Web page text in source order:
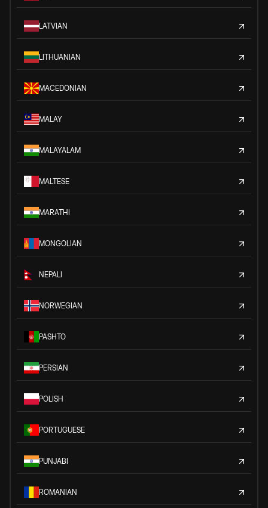
LATVIAN
LITHUANIAN
MACEDONIAN
MALAY
MALAYALAM
MALTESE
MARATHI
MONGOLIAN
NEPALI
NORWEGIAN
PASHTO
PERSIAN
POLISH
PORTUGUESE
PUNJABI
ROMANIAN